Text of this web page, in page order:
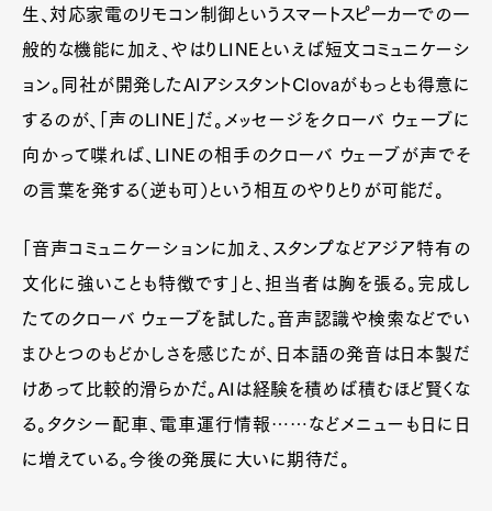
Pen Membership
Magazine
Official Columnist
About
Contact
Pen Meet
Pen international
生、対応家電のリモコン制御というスマートスピーカーでの一
般的な機能に加え、やはりLINEといえば短文コミュニケーシ
ョン。同社が開発したAIアシスタントClovaがもっとも得意に
するのが、「声のLINE」だ。メッセージをクローバ ウェーブに
向かって喋れば、LINEの相手のクローバ ウェーブが声でそ
の言葉を発する（逆も可）という相互のやりとりが可能だ。
「音声コミュニケーションに加え、スタンプなどアジア特有の
文化に強いことも特徴です」と、担当者は胸を張る。完成し
たてのクローバ ウェーブを試した。音声認識や検索などでい
まひとつのもどかしさを感じたが、日本語の発音は日本製だ
けあって比較的滑らかだ。AIは経験を積めば積むほど賢くな
る。タクシー配車、電車運行情報……などメニューも日に日
に増えている。今後の発展に大いに期待だ。